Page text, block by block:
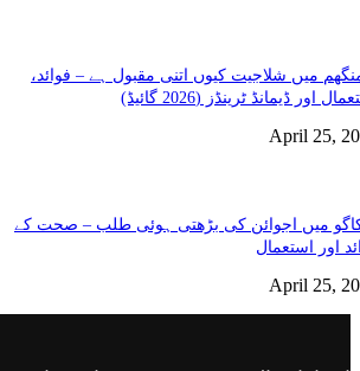
میں شلاجیت کیوں اتنی مقبول ہے – فوائد،
اور ڈیمانڈ ٹرینڈز (2026 گائیڈ)
April 25,
میں اجوائن کی بڑھتی ہوئی طلب – صحت کے
اور استعمال
April 25,